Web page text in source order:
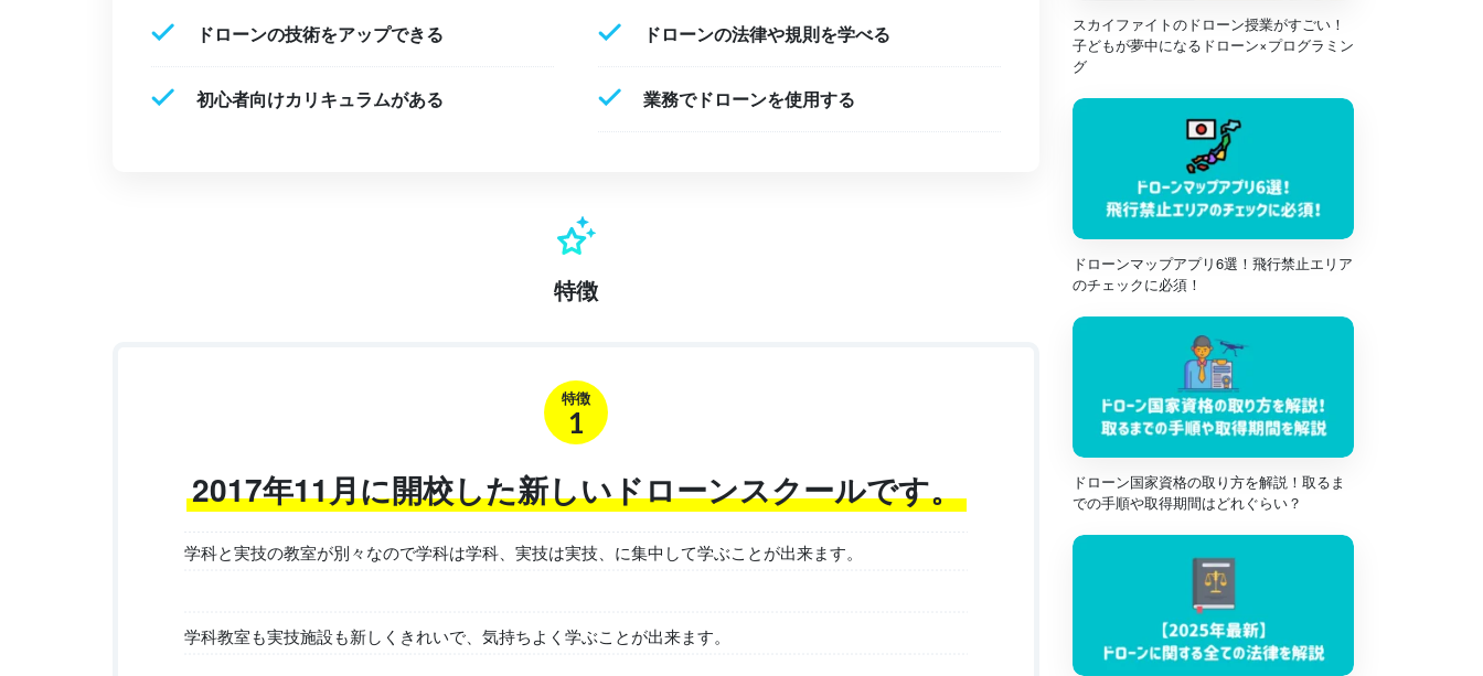
ドローンの技術をアップできる
初心者向けカリキュラムがある
ドローンの法律や規則を学べる
業務でドローンを使用する
特徴
特徴
1
2017年11月に開校した新しいドローンスクールです。
学科と実技の教室が別々なので学科は学科、実技は実技、に集中して学ぶことが出来ます。
学科教室も実技施設も新しくきれいで、気持ちよく学ぶことが出来ます。
スカイファイトのドローン授業がすごい！
子どもが夢中になるドローン×プログラミン
グ
ドローンマップアプリ6選！飛行禁止エリア
のチェックに必須！
ドローン国家資格の取り方を解説！取るま
での手順や取得期間はどれぐらい？